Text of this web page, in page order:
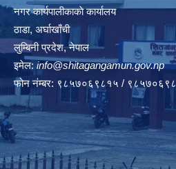
नगर कार्यपालीकाकाे कार्यालय
ठाडा, अर्घाखाँची
लुम्बिनी प्रदेश, नेपाल
इमेल: info@shitagangamun.gov.np
फोन नंम्बर: ९८५७०६९८१५ /